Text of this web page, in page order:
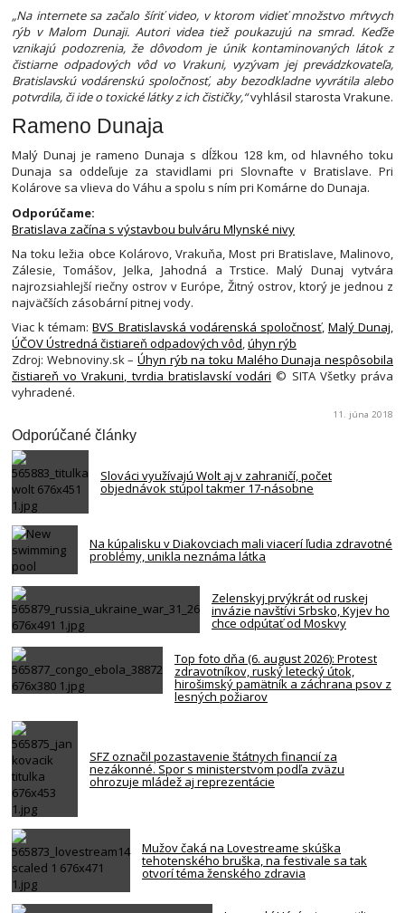
„Na internete sa začalo šíriť video, v ktorom vidieť množstvo mŕtvych
rýb v Malom Dunaji. Autori videa tiež poukazujú na smrad. Keďže
vznikajú podozrenia, že dôvodom je únik kontaminovaných látok z
čistiarne odpadových vôd vo Vrakuni, vyzývam jej prevádzkovateľa,
Bratislavskú vodárenskú spoločnosť, aby bezodkladne vyvrátila alebo
potvrdila, či ide o toxické látky z ich čističky,“vyhlásil starosta Vrakune.
Rameno Dunaja
Malý Dunaj je rameno Dunaja s dĺžkou 128 km, od hlavného toku
Dunaja sa oddeľuje za stavidlami pri Slovnafte v Bratislave. Pri
Kolárove sa vlieva do Váhu a spolu s ním pri Komárne do Dunaja.
Odporúčame:
Bratislava začína s výstavbou bulváru Mlynské nivy
Na toku ležia obce Kolárovo, Vrakuňa, Most pri Bratislave, Malinovo,
Zálesie, Tomášov, Jelka, Jahodná a Trstice. Malý Dunaj vytvára
najrozsiahlejší riečny ostrov v Európe, Žitný ostrov, ktorý je jednou z
najväčších zásobární pitnej vody.
Viac k témam:BVS Bratislavská vodárenská spoločnosť, Malý Dunaj,
ÚČOV Ústredná čistiareň odpadových vôd,úhyn rýb
Zdroj: Webnoviny.sk – Úhyn rýb na toku Malého Dunaja nespôsobila
čistiareň vo Vrakuni, tvrdia bratislavskí vodári © SITA Všetky práva
vyhradené.
11. júna 2018
Odporúčané články
Slováci využívajú Wolt aj v zahraničí, počet
objednávok stúpol takmer 17-násobne
Na kúpalisku v Diakovciach mali viacerí ľudia zdravotné
problémy, unikla neznáma látka
Zelenskyj prvýkrát od ruskej
invázie navštívi Srbsko, Kyjev ho
chce odpútať od Moskvy
Top foto dňa (6. august 2026): Protest
zdravotníkov, ruský letecký útok,
hirošimský pamätník a záchrana psov z
lesných požiarov
SFZ označil pozastavenie štátnych financií za
nezákonné. Spor s ministerstvom podľa zväzu
ohrozuje mládež aj reprezentácie
Mužov čaká na Lovestreame skúška
tehotenského bruška, na festivale sa tak
otvorí téma ženského zdravia